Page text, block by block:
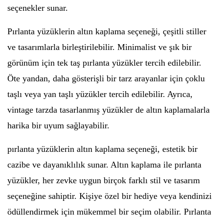
seçenekler sunar.
Pırlanta yüzüklerin altın kaplama seçeneği, çeşitli stiller
ve tasarımlarla birleştirilebilir. Minimalist ve şık bir
görünüm için tek taş pırlanta yüzükler tercih edilebilir.
Öte yandan, daha gösterişli bir tarz arayanlar için çoklu
taşlı veya yan taşlı yüzükler tercih edilebilir. Ayrıca,
vintage tarzda tasarlanmış yüzükler de altın kaplamalarla
harika bir uyum sağlayabilir.
pırlanta yüzüklerin altın kaplama seçeneği, estetik bir
cazibe ve dayanıklılık sunar. Altın kaplama ile pırlanta
yüzükler, her zevke uygun birçok farklı stil ve tasarım
seçeneğine sahiptir. Kişiye özel bir hediye veya kendinizi
ödüllendirmek için mükemmel bir seçim olabilir. Pırlanta